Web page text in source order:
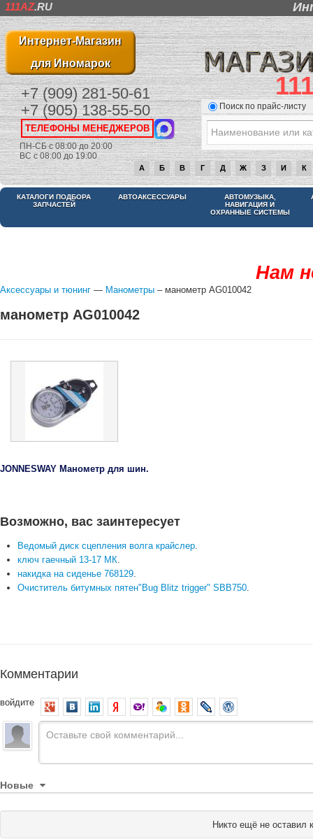
111AZ.RU
Интернет-Магазин
для Иномарок
+7 (909) 281-50-61
+7 (905) 138-55-50
ТЕЛЕФОНЫ МЕНЕДЖЕРОВ
ПН-СБ с 08:00 до 20:00
ВС с 08:00 до 19:00
Поиск по прайс-листу
А Б В Г Д Ж З И К
КАТАЛОГИ ПОДБОРА
ЗАПЧАСТЕЙ
АВТОАКСЕССУАРЫ
АВТОМУЗЫКА,
НАВИГАЦИЯ И
ОХРАННЫЕ СИСТЕМЫ
Нам
Аксессуары и тюнинг — Манометры – манометр AG010042
манометр AG010042
JONNESWAY Манометр для шин.
Возможно, вас заинтересует
Ведомый диск сцепления волга крайслер.
ключ гаечный 13-17 МК.
накидка на сиденье 768129.
Очиститель битумных пятен"Bug Blitz trigger" SBB750.
Комментарии
войдите
Новые
Никто ещё не оставил